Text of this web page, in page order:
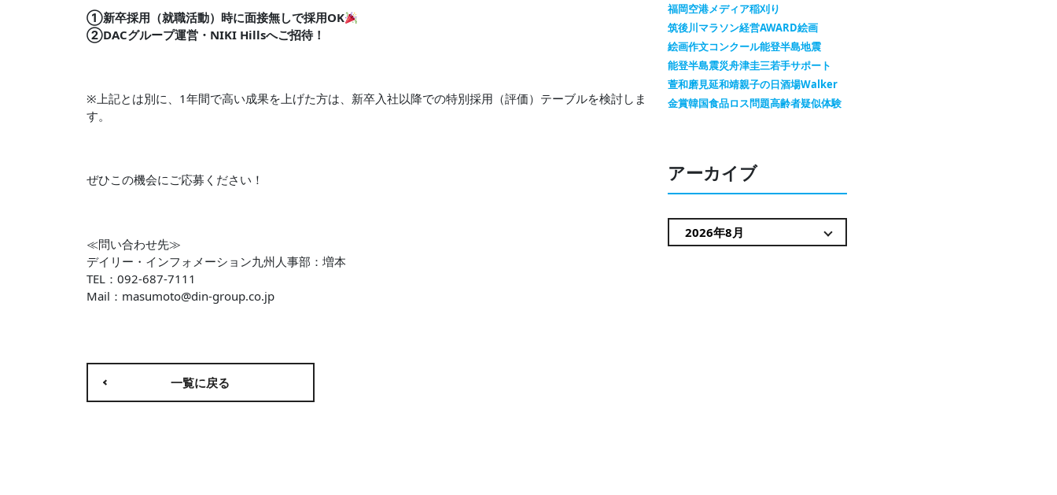
①新卒採用（就職活動）時に面接無しで採用OK
②DACグループ運営・NIKI Hillsへご招待！
※上記とは別に、1年間で高い成果を上げた方は、新卒入社以降での特別採用（評価）テーブルを検討しま
す。
ぜひこの機会にご応募ください！
≪問い合わせ先≫
デイリー・インフォメーション九州人事部：増本
TEL：092-687-7111
Mail：masumoto@din-group.co.jp
一覧に戻る
福岡空港メディア稲刈り
筑後川マラソン経営AWARD絵画
絵画作文コンクール能登半島地震
能登半島震災舟津圭三若手サポート
萱和磨見延和靖親子の日酒場Walker
金賞韓国食品ロス問題高齢者疑似体験
アーカイブ